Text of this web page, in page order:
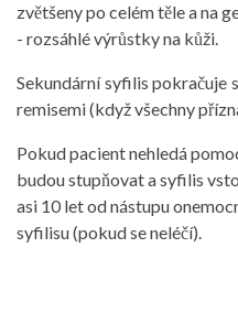
zvětšeny po celém těle a na
- rozsáhlé výrůstky na kůži.
Sekundární syfilis pokračuje
remisemi (když všechny
Pokud pacient nehledá
budou stupňovat a syfilis
asi 10 let od nástupu
syfilisu (pokud se neléčí).